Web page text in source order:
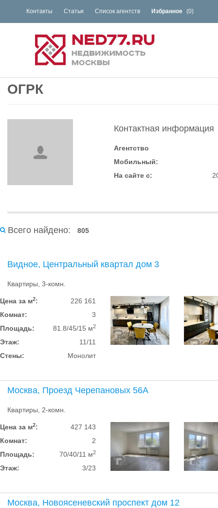
Контакты Статьи Список агентств Избранное (0)
ОГРК
Контактная информация
Агентство
Мобильный:
На сайте с:
Всего найдено: 805
Видное, Центральный квартал дом 3
Квартиры, 3-комн.
Цена за м2:
226 161
Комнат:
3
Площадь:
81.8/45/15 м2
Этаж:
11/11
Стены:
Монолит
Москва, Проезд Черепановых 56А
Квартиры, 2-комн.
Цена за м2:
427 143
Комнат:
2
Площадь:
70/40/11 м2
Этаж: 3/23
Москва, Новоясеневский проспект дом 12